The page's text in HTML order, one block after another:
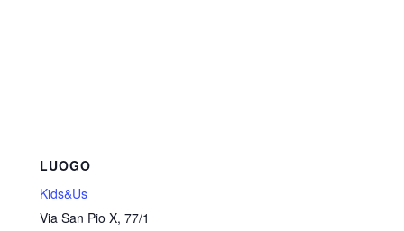
LUOGO
Kids&Us
Via San Pio X, 77/1